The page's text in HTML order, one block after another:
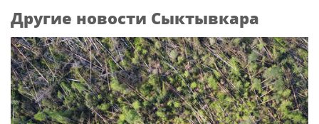
Другие новости Сыктывкара